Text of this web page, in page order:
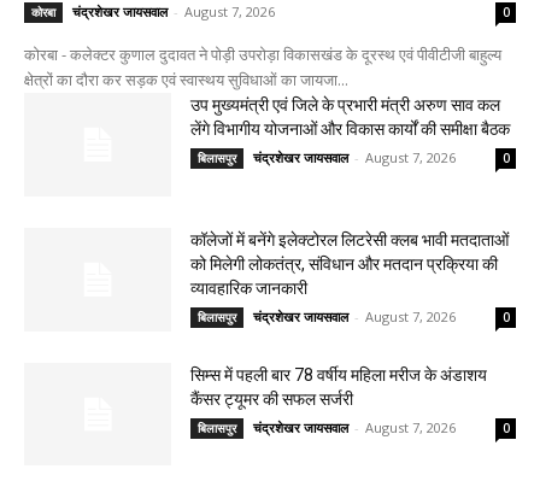
कोरबा चंद्रशेखर जायसवाल - August 7, 2026 0
कोरबा - कलेक्टर कुणाल दुदावत ने पोड़ी उपरोड़ा विकासखंड के दूरस्थ एवं पीवीटीजी बाहुल्य
क्षेत्रों का दौरा कर सड़क एवं स्वास्थय सुविधाओं का जायजा...
उप मुख्यमंत्री एवं जिले के प्रभारी मंत्री अरुण साव कल
लेंगे विभागीय योजनाओं और विकास कार्यों की समीक्षा बैठक
बिलासपुर चंद्रशेखर जायसवाल - August 7, 2026 0
कॉलेजों में बनेंगे इलेक्टोरल लिटरेसी क्लब भावी मतदाताओं
को मिलेगी लोकतंत्र, संविधान और मतदान प्रक्रिया की
व्यावहारिक जानकारी
बिलासपुर चंद्रशेखर जायसवाल - August 7, 2026 0
सिम्स में पहली बार 78 वर्षीय महिला मरीज के अंडाशय
कैंसर ट्यूमर की सफल सर्जरी
बिलासपुर चंद्रशेखर जायसवाल - August 7, 2026 0